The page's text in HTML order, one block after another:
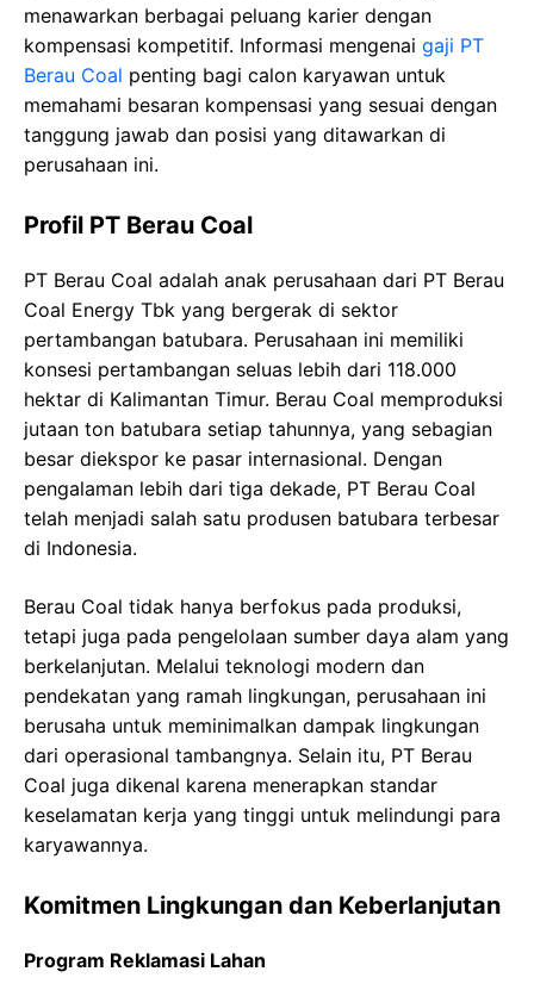
menawarkan berbagai peluang karier dengan
kompensasi kompetitif. Informasi mengenai gaji PT
Berau Coal penting bagi calon karyawan untuk
memahami besaran kompensasi yang sesuai dengan
tanggung jawab dan posisi yang ditawarkan di
perusahaan ini.
Profil PT Berau Coal
PT Berau Coal adalah anak perusahaan dari PT Berau
Coal Energy Tbk yang bergerak di sektor
pertambangan batubara. Perusahaan ini memiliki
konsesi pertambangan seluas lebih dari 118.000
hektar di Kalimantan Timur. Berau Coal memproduksi
jutaan ton batubara setiap tahunnya, yang sebagian
besar diekspor ke pasar internasional. Dengan
pengalaman lebih dari tiga dekade, PT Berau Coal
telah menjadi salah satu produsen batubara terbesar
di Indonesia.
Berau Coal tidak hanya berfokus pada produksi,
tetapi juga pada pengelolaan sumber daya alam yang
berkelanjutan. Melalui teknologi modern dan
pendekatan yang ramah lingkungan, perusahaan ini
berusaha untuk meminimalkan dampak lingkungan
dari operasional tambangnya. Selain itu, PT Berau
Coal juga dikenal karena menerapkan standar
keselamatan kerja yang tinggi untuk melindungi para
karyawannya.
Komitmen Lingkungan dan Keberlanjutan
Program Reklamasi Lahan